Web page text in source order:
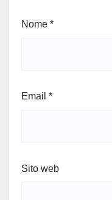
Nome *
Email *
Sito web